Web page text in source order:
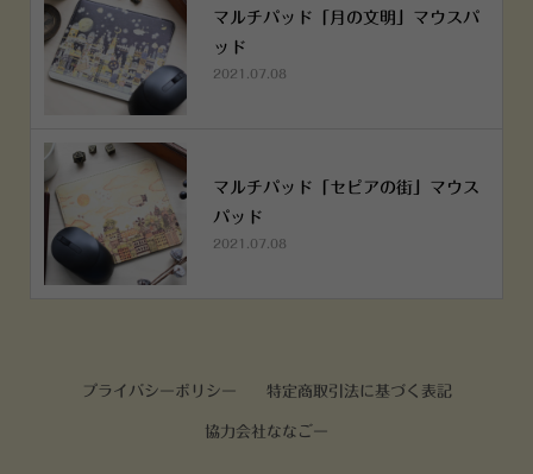
マルチパッド「月の文明」マウスパ
ッド
2021.07.08
マルチパッド「セピアの街」マウス
パッド
2021.07.08
プライバシーポリシー 特定商取引法に基づく表記
協力会社ななごー